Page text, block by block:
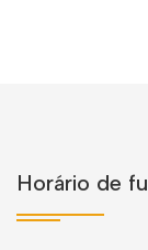
Horário de